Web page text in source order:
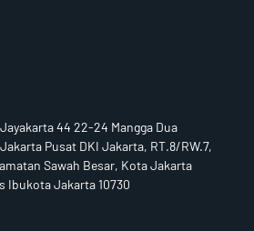
44 22-24 Mangga Dua
Pusat DKI Jakarta, RT.8/RW.7,
Sawah Besar, Kota Jakarta
Ibukota Jakarta 10730